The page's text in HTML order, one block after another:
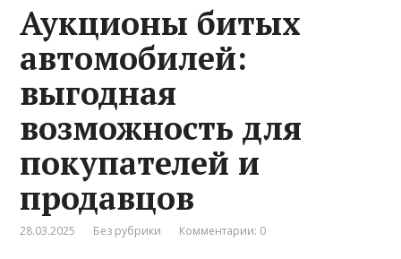
Аукционы битых
автомобилей:
выгодная
возможность для
покупателей и
продавцов
28.03.2025 Без рубрики Комментарии: 0